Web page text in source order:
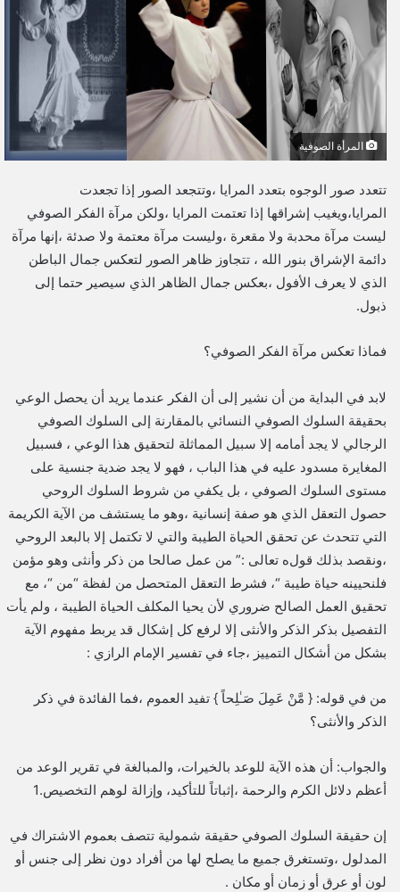
ر
ك
ر
و
ي
ا
المرأة الصوفية
تتعدد صور الوجوه بتعدد المرايا ،وتتجعد الصور إذا تجعدت
المرايا،ويغيب إشراقها إذا تعتمت المرايا ،ولكن مرآة الفكر الصوفي
ليست مرآة محدبة ولا مقعرة ،وليست مرآة معتمة ولا صدئة ،إنها مرآة
دائمة الإشراق بنور الله ، تتجاوز ظاهر الصور لتعكس جمال الباطن
الذي لا يعرف الأفول ،بعكس جمال الظاهر الذي سيصير حتما إلى
ذبول.
فماذا تعكس مرآة الفكر الصوفي؟
لابد في البداية من أن نشير إلى أن الفكر عندما يريد أن يحصل الوعي
بحقيقة السلوك الصوفي النسائي بالمقارنة إلى السلوك الصوفي
الرجالي لا يجد أمامه إلا سبيل المماثلة لتحقيق هذا الوعي ، فسبيل
المغايرة مسدود عليه في هذا الباب ، فهو لا يجد ضدية جنسية على
مستوى السلوك الصوفي ، بل يكفي من شروط السلوك الروحي
حصول التعقل الذي هو صفة إنسانية ،وهو ما يستشف من الآية الكريمة
التي تتحدث عن تحقق الحياة الطيبة والتي لا تكتمل إلا بالبعد الروحي
،ونقصد بذلك قوله تعالى :” من عمل صالحا من ذكر وأنثى وهو مؤمن
فلنحيينه حياة طيبة “، فشرط التعقل المتحصل من لفظة “من “، مع
تحقيق العمل الصالح ضروري لأن يحيا المكلف الحياة الطيبة ، ولم يأت
التفصيل بذكر الذكر والأنثى إلا لرفع كل إشكال قد يربط مفهوم الآية
بشكل من أشكال التمييز ،جاء في تفسير الإمام الرازي :
من في قوله: { مَّنْ عَمِلَ صَـٰلِحاً } تفيد العموم ،فما الفائدة في ذكر
الذكر والأنثى؟
والجواب: أن هذه الآية للوعد بالخيرات، والمبالغة في تقرير الوعد من
أعظم دلائل الكرم والرحمة ،إثباتاً للتأكيد، وإزالة لوهم التخصيص.1
إن حقيقة السلوك الصوفي حقيقة شمولية تتصف بعموم الاشتراك في
المدلول ،وتستغرق جميع ما يصلح لها من أفراد دون نظر إلى جنس أو
لون أو عرق أو زمان أو مكان .